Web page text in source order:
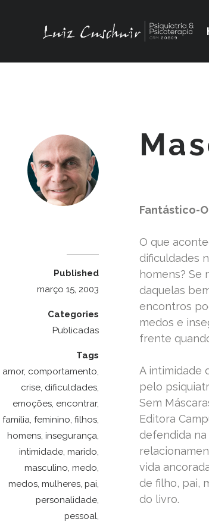
Fantástico-
O que
dificuldades
homens? Se
daquelas
encontros
medos e
frente
A intimidade
pelo
Sem
Editora
defendida na
vida
de filho, pai,
do livro.
Published
março 15, 2003
Categories
Publicadas
Tags
amor, comportamento,
crise, dificuldades,
emoções, encontrar,
família,feminino,filhos,
homens,insegurança,
intimidade,marido,
masculino,medo,
medos,mulheres,pai,
personalidade,
pessoal,